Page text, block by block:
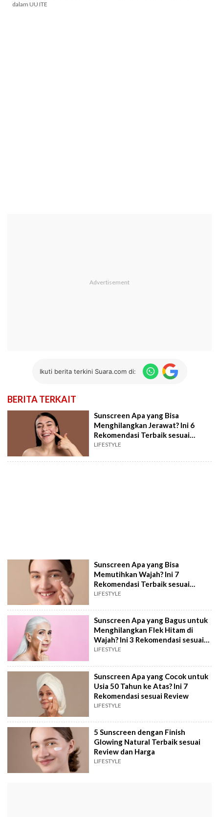
dalam UU ITE
Ikuti berita terkini Suara.com di:
BERITA TERKAIT
Sunscreen Apa yang Bisa
Menghilangkan Jerawat? Ini 6
Rekomendasi Terbaik sesuai
Review
LIFESTYLE
Sunscreen Apa yang Bisa
Memutihkan Wajah? Ini 7
Rekomendasi Terbaik sesuai
Review dan Harga
LIFESTYLE
Sunscreen Apa yang Bagus untuk
Menghilangkan Flek Hitam di
Wajah? Ini 3 Rekomendasi sesuai
Review
LIFESTYLE
Sunscreen Apa yang Cocok untuk
Usia 50 Tahun ke Atas? Ini 7
Rekomendasi sesuai Review
LIFESTYLE
5 Sunscreen dengan Finish
Glowing Natural Terbaik sesuai
Review dan Harga
LIFESTYLE